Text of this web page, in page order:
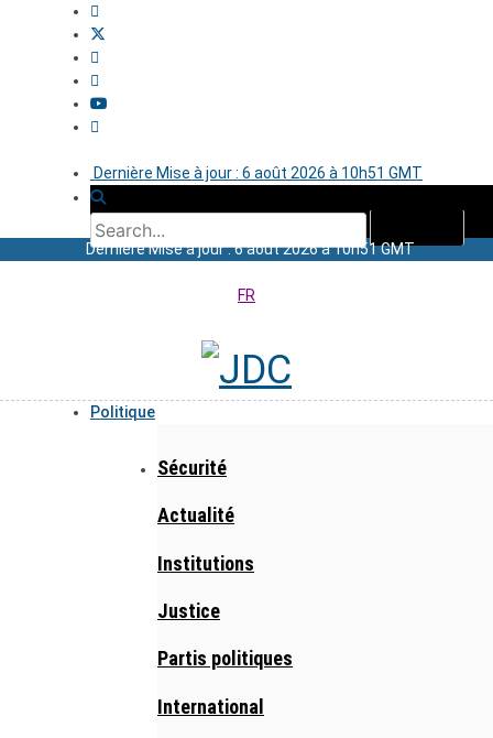
Dernière Mise à jour : 6 août 2026 à 10h51 GMT
Dernière Mise à jour : 6 août 2026 à 10h51 GMT
FR
Politique
Sécurité
Actualité
Institutions
Justice
Partis politiques
International